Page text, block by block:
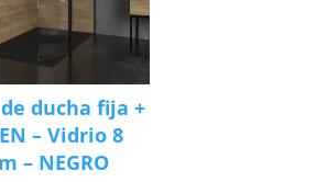
ducha fija +
– Vidrio 8
– NEGRO